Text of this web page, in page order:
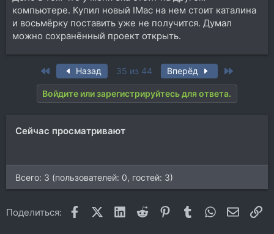
компьютере. Купил новый IMac на нем стоит каталина
и восьмёрку поставить уже не получится. Думал
можно сохранённый проект открыть.
First Назад 35 из 44 Вперёд
Войдите или зарегистрируйтесь для ответа.
Сейчас просматривают
Всего: 3 (пользователей: 0, гостей: 3)
Поделиться: FacebookX (Twitter)
LinkedIn
Reddit Pinterest
Tumblr WhatsApp